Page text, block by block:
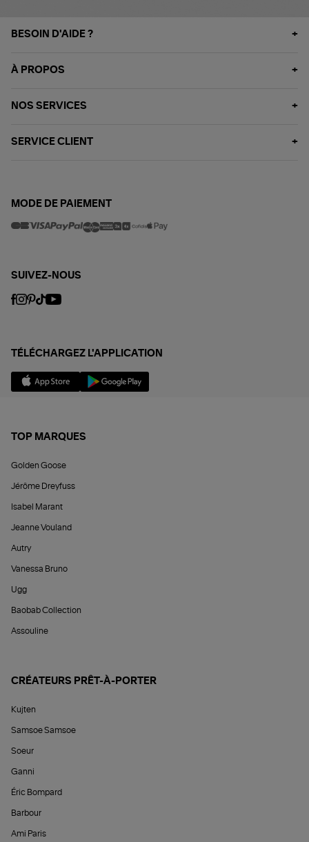
BESOIN D'AIDE ?
À PROPOS
NOS SERVICES
SERVICE CLIENT
MODE DE PAIEMENT
SUIVEZ-NOUS
TÉLÉCHARGEZ L'APPLICATION
TOP MARQUES
Golden Goose
Jérôme Dreyfuss
Isabel Marant
Jeanne Vouland
Autry
Vanessa Bruno
Ugg
Baobab Collection
Assouline
CRÉATEURS PRÊT-À-PORTER
Kujten
Samsoe Samsoe
Soeur
Ganni
Éric Bompard
Barbour
Ami Paris